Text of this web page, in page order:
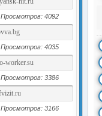
Просмотров: 4092
Просмотров: 4035
Просмотров: 3386
Просмотров: 3166